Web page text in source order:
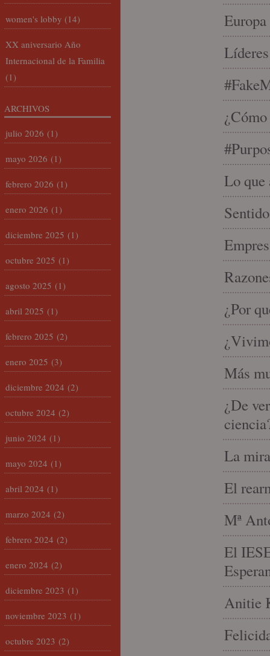
Lo que
¿Por
Más
¿De
La
El
Mª
El
Anitie
women's lobby (14)
XX aniversario Año
Internacional de la Familia
(1)
ARCHIVOS
julio 2026 (1)
mayo 2026 (1)
febrero 2026 (1)
enero 2026 (1)
diciembre 2025 (1)
octubre 2025 (1)
agosto 2025 (1)
abril 2025 (1)
febrero 2025 (2)
enero 2025 (3)
diciembre 2024 (2)
octubre 2024 (2)
junio 2024 (1)
mayo 2024 (1)
abril 2024 (1)
marzo 2024 (2)
febrero 2024 (2)
enero 2024 (2)
diciembre 2023 (1)
noviembre 2023 (1)
octubre 2023 (2)